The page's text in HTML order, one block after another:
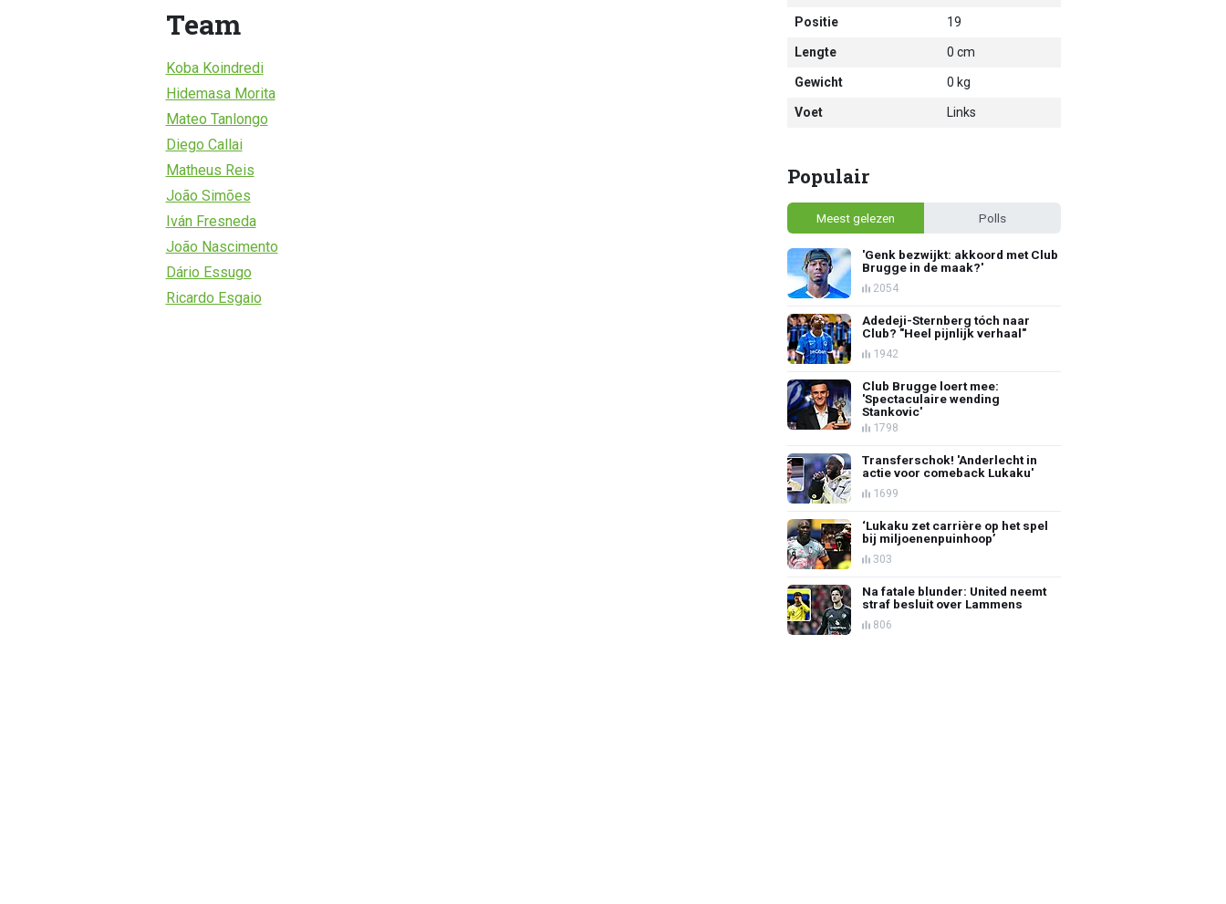
Team
Koba Koindredi
Hidemasa Morita
Mateo Tanlongo
Diego Callai
Matheus Reis
João Simões
Iván Fresneda
João Nascimento
Dário Essugo
Ricardo Esgaio
Positie 19
Lengte 0 cm
Gewicht 0 kg
Voet Links
Populair
Meest gelezen Polls
'Genk bezwijkt: akkoord met Club
Brugge in de maak?'
2054
Adedeji-Sternberg tóch naar
Club? "Heel pijnlijk verhaal"
1942
Club Brugge loert mee:
'Spectaculaire wending
Stankovic'
1798
Transferschok! 'Anderlecht in
actie voor comeback Lukaku'
1699
‘Lukaku zet carrière op het spel
bij miljoenenpuinhoop’
303
Na fatale blunder: United neemt
straf besluit over Lammens
806